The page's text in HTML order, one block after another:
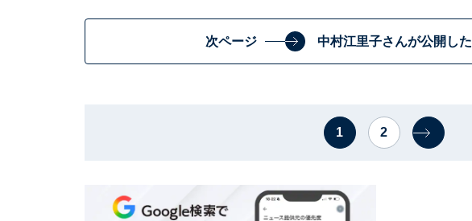
次ページ 中村江里子さんが公開し
1 2